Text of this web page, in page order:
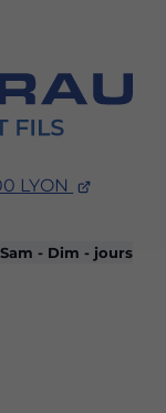
LYON
Sam - Dim - jours